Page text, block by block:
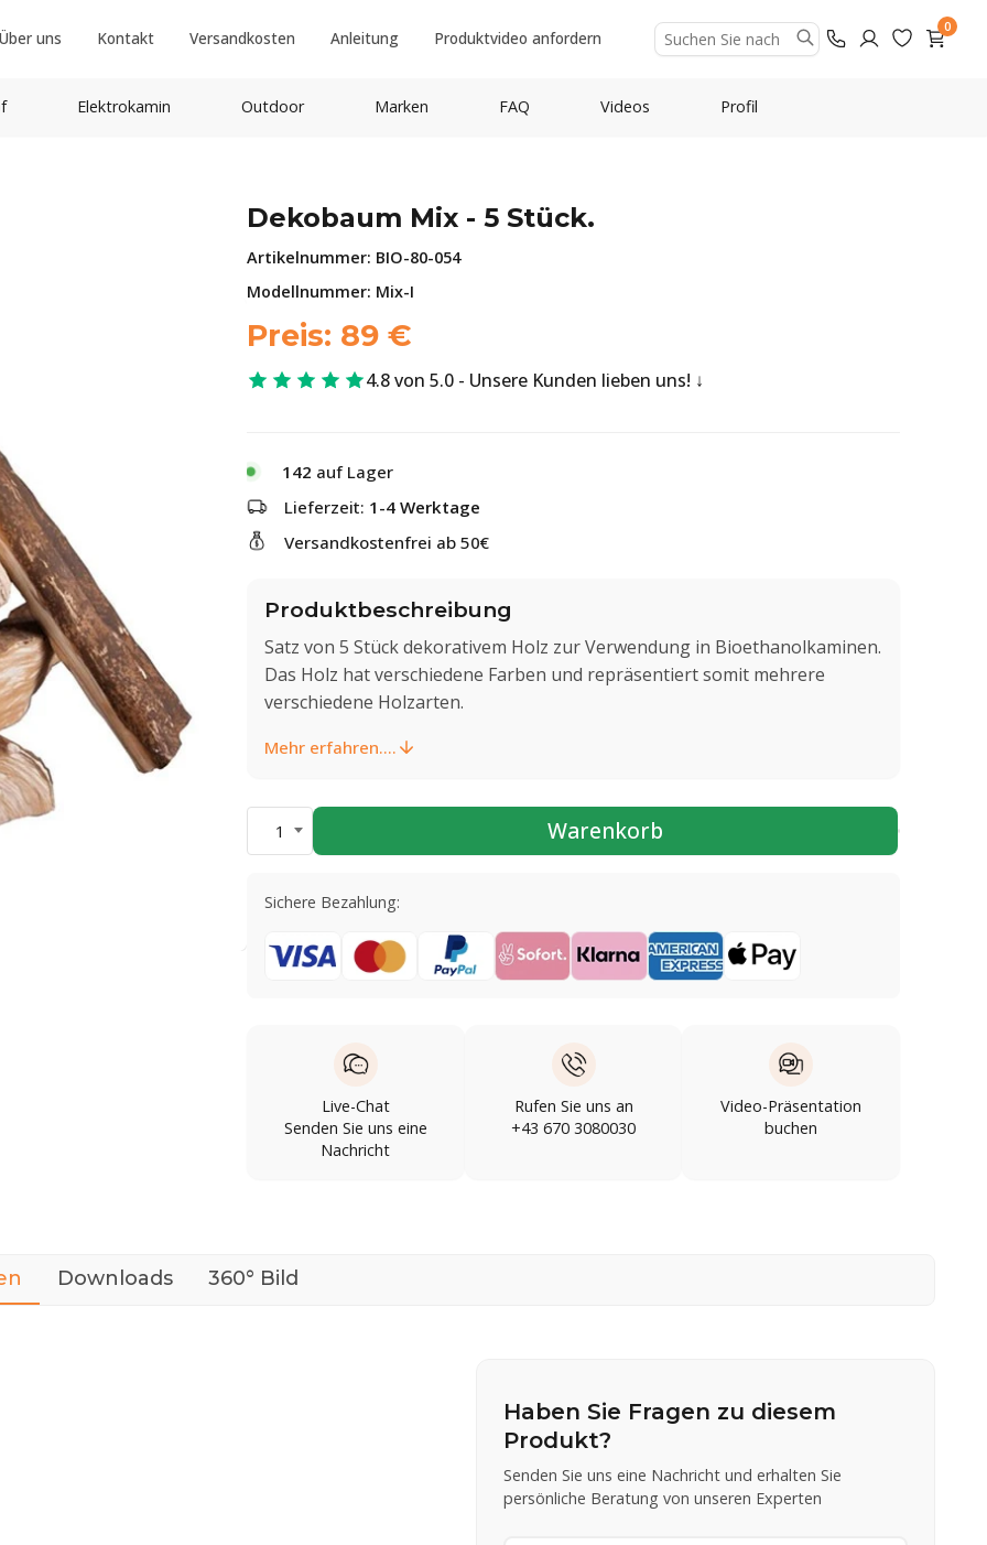
Über uns Kontakt Versandkosten Anleitung Produktvideo anfordern
0
Elektrokamin Outdoor Marken FAQ Videos Profil
Dekobaum Mix - 5 Stück.
Artikelnummer: BIO-80-054
Modellnummer: Mix-I
Preis: 89 €
4.8 von 5.0 - Unsere Kunden lieben uns!
142 auf Lager
Lieferzeit: 1-4 Werktage
Versandkostenfrei ab 50€
Produktbeschreibung
Satz von 5 Stück dekorativem Holz zur Verwendung in Bioethanolkaminen.
Das Holz hat verschiedene Farben und repräsentiert somit mehrere
verschiedene Holzarten.
Mehr erfahren....
1 Warenkorb
Sichere Bezahlung:
Live-Chat
Senden Sie uns eine
Nachricht
Rufen Sie uns an
+43 670 3080030
Video-Präsentation
buchen
Downloads 360° Bild
Haben Sie Fragen zu diesem
Produkt?
Senden Sie uns eine Nachricht und erhalten Sie
persönliche Beratung von unseren Experten